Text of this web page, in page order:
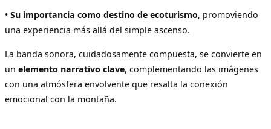
• Su importancia como destino de ecoturismo, promoviendo
una experiencia más allá del simple ascenso.
La banda sonora, cuidadosamente compuesta, se convierte en
un elemento narrativo clave, complementando las imágenes
con una atmósfera envolvente que resalta la conexión
emocional con la montaña.